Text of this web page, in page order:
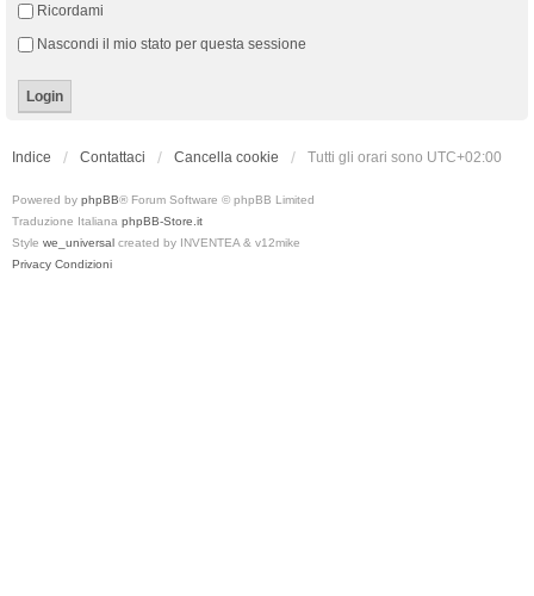
Ricordami
Nascondi il mio stato per questa sessione
Indice Contattaci Cancella cookie Tutti gli orari sono UTC+02:00
Powered by phpBB® Forum Software © phpBB Limited
Traduzione Italiana phpBB-Store.it
Style we_universal created by INVENTEA & v12mike
Privacy Condizioni